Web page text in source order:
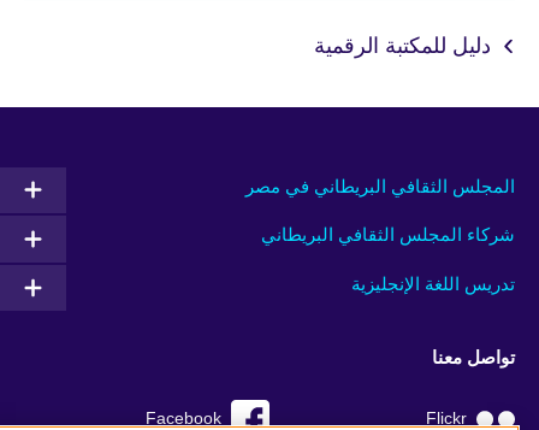
دليل للمكتبة الرقمية
المجلس الثقافي البريطاني في مصر
شركاء المجلس الثقافي البريطاني
تدريس اللغة الإنجليزية
تواصل معنا
Facebook Flickr